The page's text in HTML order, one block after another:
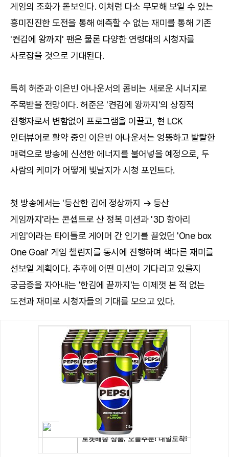
게임의 조화가 돋보인다. 이처럼 다소 무모해 보일 수 있는
흥미진진한 도전을 통해 예측할 수 없는 재미를 통해 기존
'켠김에 왕까지' 팬은 물론 다양한 연령대의 시청자를
사로잡을 것으로 기대된다.
특히 허준과 이은빈 아나운서의 콤비는 새로운 시너지로
주목받을 전망이다. 허준은 '켠김에 왕까지'의 상징적
진행자로서 변함없이 프로그램을 이끌고, 현 LCK
인터뷰어로 활약 중인 이은빈 아나운서는 엉뚱하고 발랄한
매력으로 방송에 신선한 에너지를 불어넣을 예정으로, 두
사람의 케미가 어떻게 빛날지가 시청 포인트다.
첫 방송에서는 '등산한 김에 정상까지 → 등산
게임까지'라는 콘셉트로 산 정복 미션과 '3D 항아리
게임'이라는 타이틀로 게이머 간 인기를 끌었던 'One box
One Goal' 게임 챌린지를 동시에 진행하며 색다른 재미를
선보일 계획이다. 추후에 어떤 미션이 기다리고 있을지
궁금증을 자아내는 '한김에 끝까지'는 이제껏 본 적 없는
도전과 재미로 시청자들의 기대를 모으고 있다.